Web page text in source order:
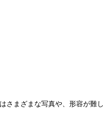
まざまな写真や、形容が難